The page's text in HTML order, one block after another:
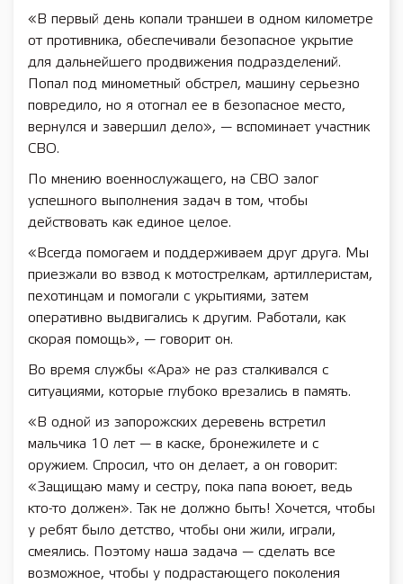
«В первый день копали траншеи в одном километре
от противника, обеспечивали безопасное укрытие
для дальнейшего продвижения подразделений.
Попал под минометный обстрел, машину серьезно
повредило, но я отогнал ее в безопасное место,
вернулся и завершил дело», — вспоминает участник
СВО.
По мнению военнослужащего, на СВО залог
успешного выполнения задач в том, чтобы
действовать как единое целое.
«Всегда помогаем и поддерживаем друг друга. Мы
приезжали во взвод к мотострелкам, артиллеристам,
пехотинцам и помогали с укрытиями, затем
оперативно выдвигались к другим. Работали, как
скорая помощь», — говорит он.
Во время службы «Ара» не раз сталкивался с
ситуациями, которые глубоко врезались в память.
«В одной из запорожских деревень встретил
мальчика 10 лет — в каске, бронежилете и с
оружием. Спросил, что он делает, а он говорит:
«Защищаю маму и сестру, пока папа воюет, ведь
кто-то должен». Так не должно быть! Хочется, чтобы
у ребят было детство, чтобы они жили, играли,
смеялись. Поэтому наша задача — сделать все
возможное, чтобы у подрастающего поколения